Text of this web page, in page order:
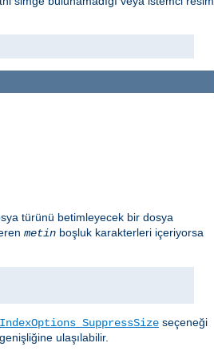
türünü betimleyecek bir dosya
metin boşluk karakterleri içeriyorsa
IndexOptions SuppressSize seçeneği
ulaşılabilir.